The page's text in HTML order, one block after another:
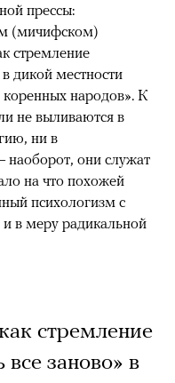
прессы:
(мичифском)
стремление
дикой местности
народов». К
не выливаются в
ни в
они служат
на что похожей
психологизм с
в меру радикальной
стремление
все заново» в